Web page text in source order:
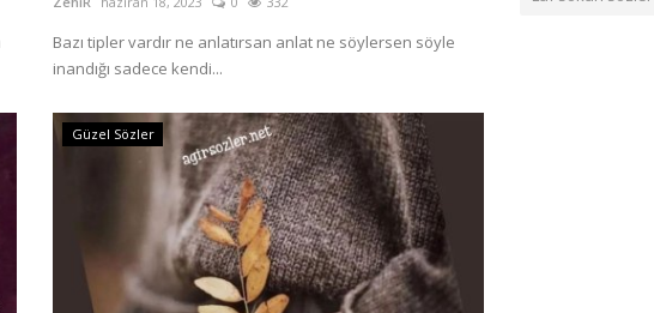
Bazı tipler vardır ne anlatırsan anlat ne söylersen söyle
inandığı sadece kendi...
Güzel Sözler